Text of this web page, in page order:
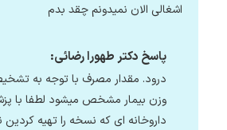
اشغالی الان نمیدونم چقد بدم
پاسخ دکتر طهورا رضائی:
درود. مقدار مصرف با توجه به
وزن بیمار مشخص میشود لطفا با
داروخانه ای که نسخه را تهیه کردین